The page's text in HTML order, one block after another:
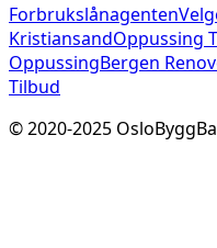
Forbrukslånagenten
KristiansandOppussing
OppussingBergen
Tilbud
© 2020-2025